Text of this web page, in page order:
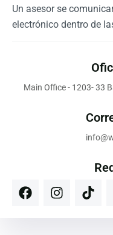
Un asesor se
electrónico dentro de
Main Office - 1203- 33